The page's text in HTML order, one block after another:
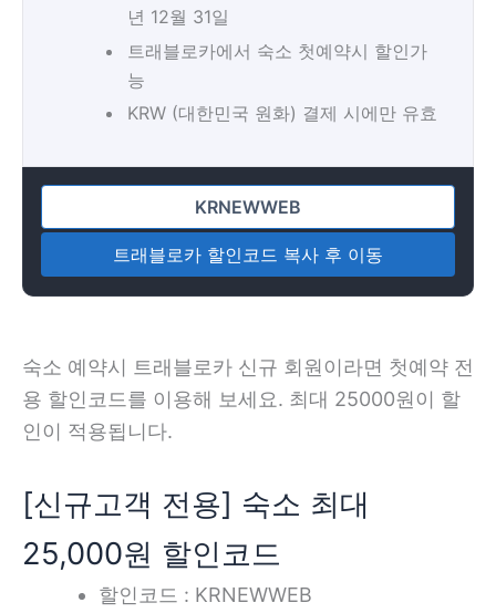
년 12월 31일
트래블로카에서 숙소 첫예약시 할인가
능
KRW (대한민국 원화) 결제 시에만 유효
트래블로카 할인코드 복사 후 이동
숙소 예약시 트래블로카 신규 회원이라면 첫예약 전
용 할인코드를 이용해 보세요. 최대 25000원이 할
인이 적용됩니다.
[신규고객 전용] 숙소 최대
25,000원 할인코드
할인코드 : KRNEWWEB